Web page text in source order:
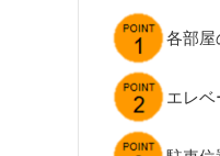
各部屋
エレ